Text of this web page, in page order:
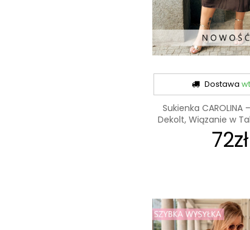
Dostawa
Sukienka CAROLINA
Dekolt, Wiązanie w
72zł